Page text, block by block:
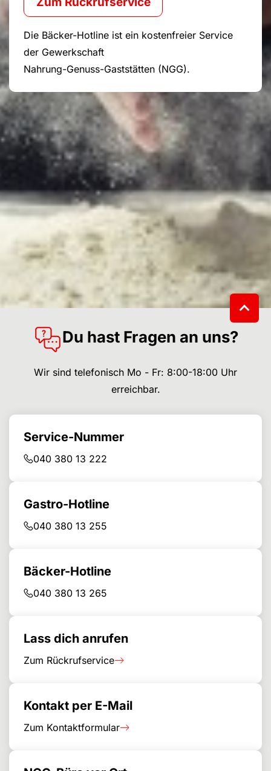
Die Bäcker-Hotline ist ein kostenfreier Service
der Gewerkschaft
Nahrung-Genuss-Gaststätten (NGG).
Du hast Fragen an uns?
Wir sind telefonisch Mo - Fr: 8:00-18:00 Uhr
erreichbar.
Service-Nummer
040 380 13 222
Gastro-Hotline
040 380 13 255
Bäcker-Hotline
040 380 13 265
Lass dich anrufen
Zum Rückrufservice
Kontakt per E-Mail
Zum Kontaktformular